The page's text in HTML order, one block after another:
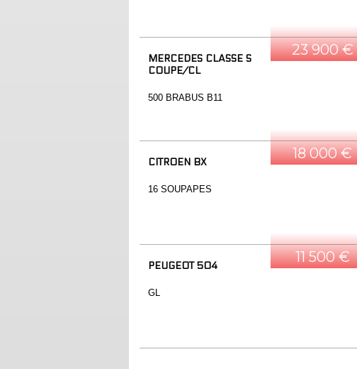
23 900 €
MERCEDES CLASSE S
COUPE/CL
500 BRABUS B11
18 000 €
CITROEN BX
16 SOUPAPES
11 500 €
PEUGEOT 504
GL